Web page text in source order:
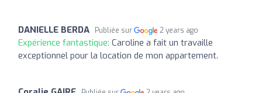
DANIELLE BERDA Publiée sur 2 years ago
Expérience fantastique: Caroline a fait un travaille
exceptionnel pour la location de mon appartement.